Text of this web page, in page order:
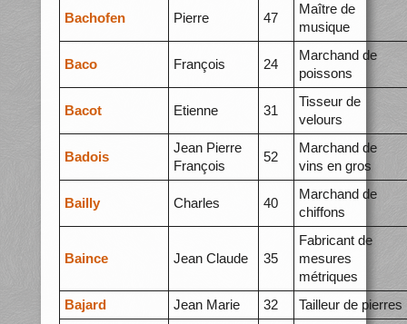
Bachofen Pierre 47
Maître de
musique
Baco François 24
Marchand de
poissons
Bacot Etienne 31
Tisseur de
velours
Badois
Jean Pierre
François
52
Marchand de
vins en gros
Bailly Charles 40
Marchand de
chiffons
Baince Jean Claude 35
Fabricant de
mesures
métriques
Bajard
Jean Marie 32 Tailleur de pierres